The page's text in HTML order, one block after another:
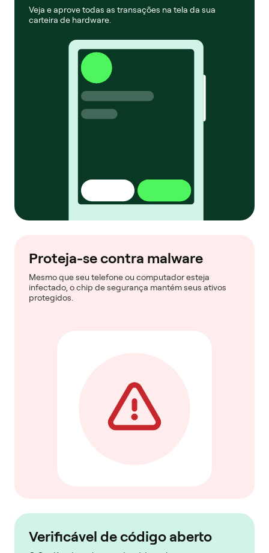
Veja e aprove todas as transações na tela da sua
carteira de hardware.
Proteja-se contra malware
Mesmo que seu telefone ou computador esteja
infectado, o chip de segurança mantém seus ativos
protegidos.
Verificável de código aberto